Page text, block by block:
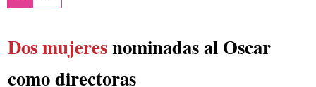
Dos mujeresnominadas al Oscar
como directoras